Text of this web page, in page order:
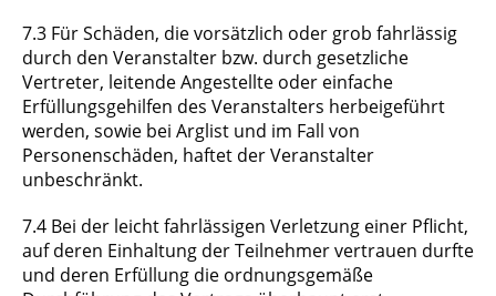
7.3 Für Schäden, die vorsätzlich oder grob fahrlässig
durch den Veranstalter bzw. durch gesetzliche
Vertreter, leitende Angestellte oder einfache
Erfüllungsgehilfen des Veranstalters herbeigeführt
werden, sowie bei Arglist und im Fall von
Personenschäden, haftet der Veranstalter
unbeschränkt.
7.4 Bei der leicht fahrlässigen Verletzung einer Pflicht,
auf deren Einhaltung der Teilnehmer vertrauen durfte
und deren Erfüllung die ordnungsgemäße